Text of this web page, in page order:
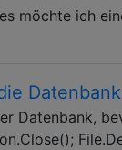
möchte ich
Datenbank,